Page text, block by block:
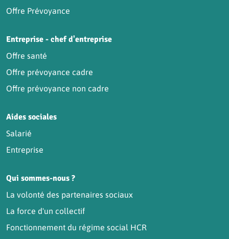
Offre Prévoyance
Entreprise - chef d'entreprise
Offre santé
Offre prévoyance cadre
Offre prévoyance non cadre
Aides sociales
Salarié
Entreprise
Qui sommes-nous ?
La volonté des partenaires sociaux
La force d'un collectif
Fonctionnement du régime social HCR